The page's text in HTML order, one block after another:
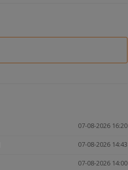
07-08-2026 16:20
07-08-2026 14:43
07-08-2026 14:00